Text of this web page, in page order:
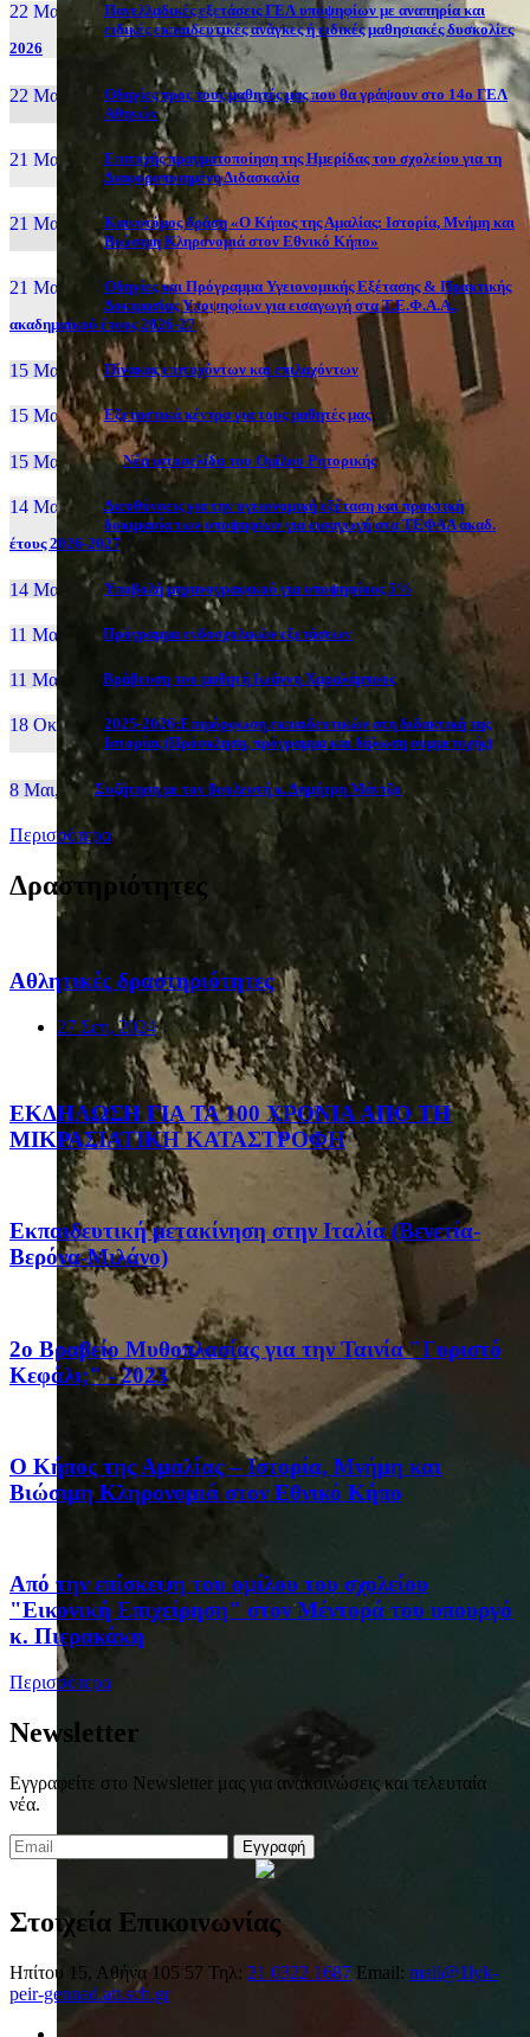
22 Μαι, 26
Πανελλαδικές εξετάσεις ΓΕΛ υποψηφίων με αναπηρία και
ειδικές εκπαιδευτικές ανάγκες ή ειδικές μαθησιακές δυσκολίες
2026
22 Μαι, 26
Οδηγίες προς τους μαθητές μας που θα γράψουν στο 14ο ΓΕΛ
Αθηνών
21 Μαι, 26
Επιτυχής πραγματοποίηση της Ημερίδας του σχολείου για τη
Διαφοροποιημένη Διδασκαλία
21 Μαι, 26
Καινοτόμος δράση «Ο Κήπος της Αμαλίας: Ιστορία, Μνήμη και
Βιώσιμη Κληρονομιά στον Εθνικό Κήπο»
21 Μαι, 26
Οδηγίες και Πρόγραμμα Υγειονομικής Εξέτασης & Πρακτικής
Δοκιμασίας Υποψηφίων για εισαγωγή στα Τ.Ε.Φ.Α.Α.,
ακαδημαϊκού έτους 2026-27
15 Μαι, 26 Πίνακας επιτυχόντων και επιλαχόντων
15 Μαι, 26 Εξεταστικά κέντρα για τους μαθητές μας
15 Μαι, 2026 Νέα ιστοσελίδα του Ομίλου Ρητορικής
14 Μαι, 26
Διευθύνσεις για την υγειονομική εξέταση και πρακτική
δοκιμασία των υποψηφίων για εισαγωγή στα ΤΕΦΑΑ ακαδ.
έτους 2026-2027
14 Μαι, 26 Yποβολή μηχανογραφικού για υποψηφίους 5%
11 Μαι, 26 Πρόγραμμα ενδοσχολικών εξετάσεων
11 Μαι, 26 Βράβευση του μαθητή Ιωάννη Χαραλάμπους
18 Οκτ, 25
2025-2026:Επιμόρφωση εκπαιδευτικών στη διδακτική της
Ιστορίας (Πρόσκληση, πρόγραμμα και δήλωση συμμετοχής)
8 Μαι, 26 Συζήτηση με τον βουλευτή κ. Δημήτρη Μάντζο
Περισσότερα
Δραστηριότητες
Αθλητικές δραστηριότητες
27 Σεπ, 2024
ΕΚΔΗΛΩΣΗ ΓΙΑ ΤΑ 100 ΧΡΟΝΙΑ ΑΠΟ ΤΗ
ΜΙΚΡΑΣΙΑΤΙΚΗ ΚΑΤΑΣΤΡΟΦΗ
Eκπαιδευτική μετακίνηση στην Ιταλία (Βενετία-
Βερόνα-Μιλάνο)
2ο Βραβείο Μυθοπλασίας για την Ταινία "Γυριστό
Κεφάλι;" - 2023
Ο Κήπος της Αμαλίας – Ιστορία, Μνήμη και
Βιώσιμη Κληρονομιά στον Εθνικό Κήπο
Από την επίσκεψη του ομίλου του σχολείου
"Εικονική Επιχείρηση" στον Μέντορά του υπουργό
κ. Πιερακάκη
Περισσότερα
Newsletter
Εγγραφείτε στο Newsletter μας για ανακοινώσεις και τελευταία
νέα.
Εγγραφή
Στοιχεία Επικοινωνίας
Ηπίτου 15, Αθήνα 105 57 Τηλ: 21 0322 1687 Email: mail@1lyk-
peir-gennad.att.sch.gr